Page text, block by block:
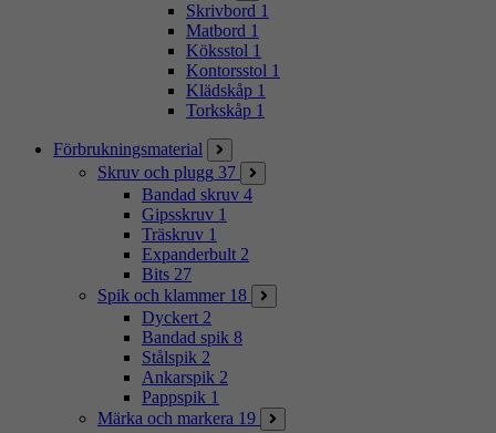
Skrivbord 1
Matbord 1
Köksstol 1
Kontorsstol 1
Klädskåp 1
Torkskåp 1
Förbrukningsmaterial
Skruv och plugg 37
Bandad skruv 4
Gipsskruv 1
Träskruv 1
Expanderbult 2
Bits 27
Spik och klammer 18
Dyckert 2
Bandad spik 8
Stålspik 2
Ankarspik 2
Pappspik 1
Märka och markera 19